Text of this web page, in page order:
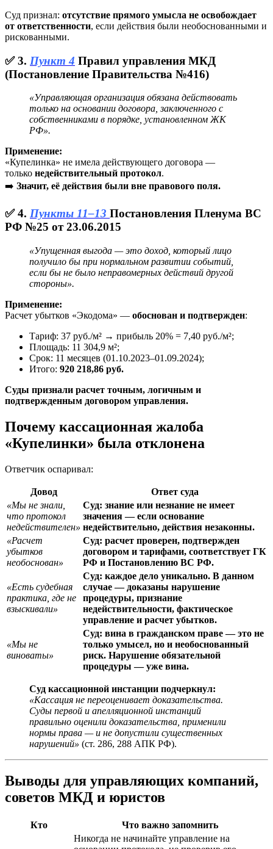
Суд признал: отсутствие прямого умысла не освобождает
от ответственности, если действия были необоснованными и
рискованными.
✅ 3. Пункт 4 Правил управления МКД
(Постановление Правительства №416)
«Управляющая организация обязана действовать
только на основании договора, заключенного с
собственниками в порядке, установленном ЖК
РФ».
Применение:
«Купелинка» не имела действующего договора —
только недействительный протокол.
➡️ Значит, её действия были вне правового поля.
✅ 4. Пункты 11–13 Постановления Пленума ВС
РФ №25 от 23.06.2015
«Упущенная выгода — это доход, который лицо
получило бы при нормальном развитии событий,
если бы не было неправомерных действий другой
стороны».
Применение:
Расчет убытков «Экодома» — обоснован и подтвержден:
Тариф: 37 руб./м² → прибыль 20% = 7,40 руб./м²;
Площадь: 11 304,9 м²;
Срок: 11 месяцев (01.10.2023–01.09.2024);
Итого: 920 218,86 руб.
Суды признали расчет точным, логичным и
подтвержденным договором управления.
Почему кассационная жалоба
«Купелинки» была отклонена
Ответчик оспаривал:
Довод
Ответ суда
«Мы не знали,
что протокол
недействителен»
Суд: знание или незнание не имеет
значения — если основание
недействительно, действия незаконны.
«Расчет
убытков
необоснован»
Суд: расчет проверен, подтвержден
договором и тарифами, соответствует ГК
РФ и Постановлению ВС РФ.
«Есть судебная
практика, где не
взыскивали»
Суд: каждое дело уникально. В данном
случае — доказаны нарушение
процедуры, признание
недействительности, фактическое
управление и расчет убытков.
«Мы не
виноваты»
Суд: вина в гражданском праве — это не
только умысел, но и необоснованный
риск. Нарушение обязательной
процедуры — уже вина.
Суд кассационной инстанции подчеркнул:
«Кассация не переоценивает доказательства.
Суды первой и апелляционной инстанций
правильно оценили доказательства, применили
нормы права — и не допустили существенных
нарушений» (ст. 286, 288 АПК РФ).
Выводы для управляющих компаний,
советов МКД и юристов
Кто Что важно запомнить
Никогда не начинайте управление на